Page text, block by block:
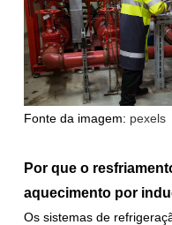
Fonte da imagem: pexels
Por que o
aquecimento por
Os sistemas de